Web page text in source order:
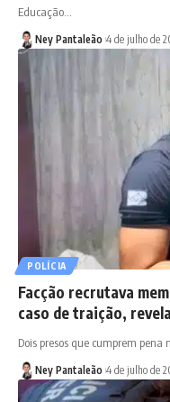
Educação…
Ney Pantaleão 4 de julho de
POLÍCIA
Facção recrutava
caso de traição,
Dois presos que cumprem
Ney Pantaleão 4 de julho de